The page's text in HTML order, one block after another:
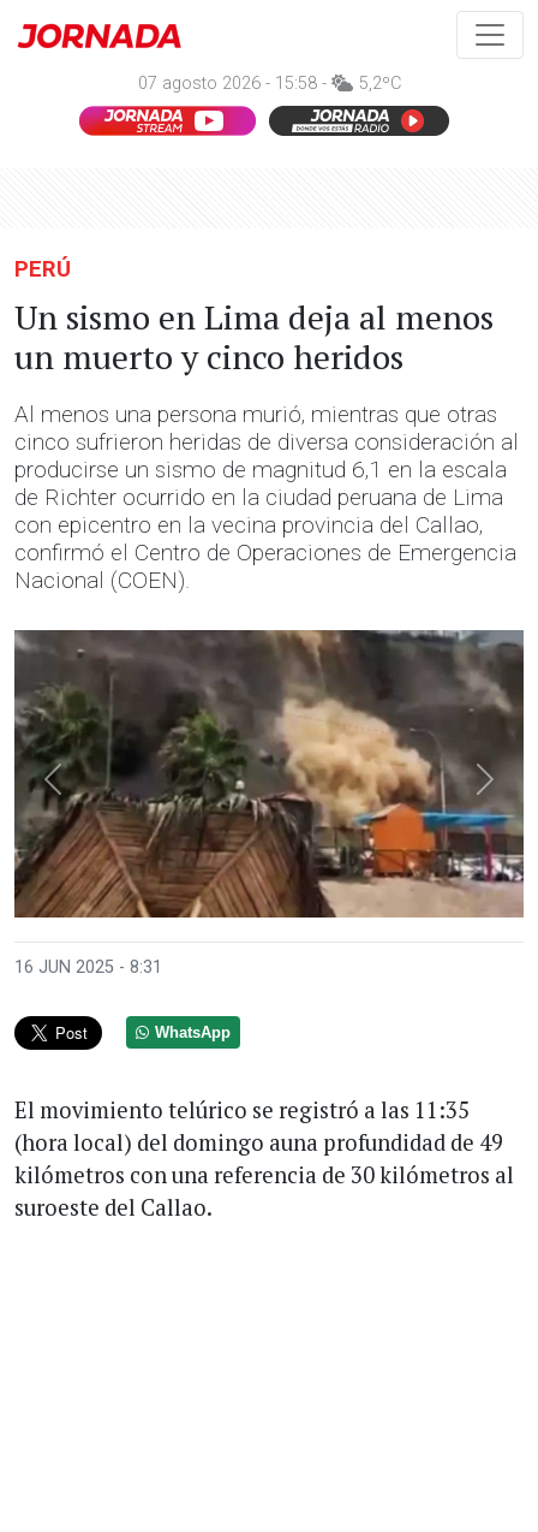
07 agosto 2026 - 15:58 - 5,2ºC
PERÚ
Un sismo en Lima deja al menos
un muerto y cinco heridos
Al menos una persona murió, mientras que otras
cinco sufrieron heridas de diversa consideración al
producirse un sismo de magnitud 6,1 en la escala
de Richter ocurrido en la ciudad peruana de Lima
con epicentro en la vecina provincia del Callao,
confirmó el Centro de Operaciones de Emergencia
Nacional (COEN).
Anterior
16 JUN 2025 - 8:31
WhatsApp
El movimiento telúrico se registró a las 11:35
(hora local) del domingo auna profundidad de 49
kilómetros con una referencia de 30 kilómetros al
suroeste del Callao.